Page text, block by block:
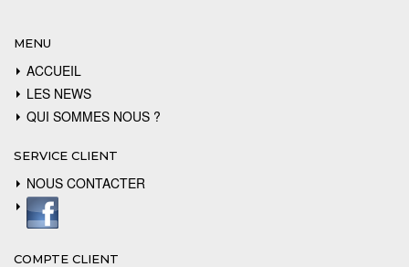
MENU
ACCUEIL
LES NEWS
QUI SOMMES NOUS ?
SERVICE CLIENT
NOUS CONTACTER
COMPTE CLIENT